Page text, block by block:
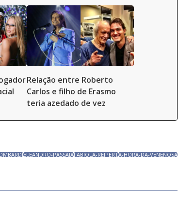
Relação entre Roberto
Carlos e filho de Erasmo
teria azedado de vez
ELEANDRO-PASSAIAFABIOLA-REIPERTA-HORA-DA-VENENOSA